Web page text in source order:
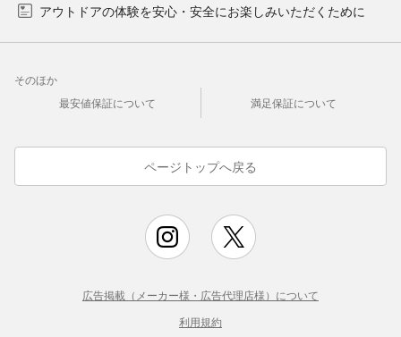
アウトドアの体験を安心・安全にお楽しみいただくために
そのほか
最安値保証について
満足保証について
ページトップへ戻る
広告掲載（メーカー様・広告代理店様）について
利用規約